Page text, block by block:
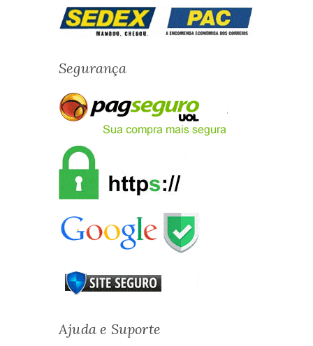
Segurança
Ajuda e Suporte